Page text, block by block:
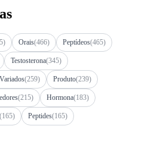
Orais(466) Peptídeos(465)
Testosterona(345)
(259) Produto(239)
(215) Hormona(183)
(165) Peptides(165)